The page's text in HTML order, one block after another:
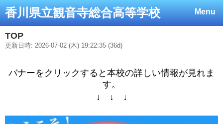
Menu
香川県立観音寺総合高等学校
TOP
更新日時: 2026-07-02 (木) 19:22:35 (36d)
バナーをクリックすると本校の詳しい情報が見れま
す。
↓ ↓ ↓